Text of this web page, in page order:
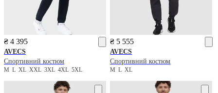
₴ 4 395
AVECS
Спортивний костюм
M L XL XXL 3XL 4XL 5XL
₴ 5 555
AVECS
Спортивний костюм
MLXL